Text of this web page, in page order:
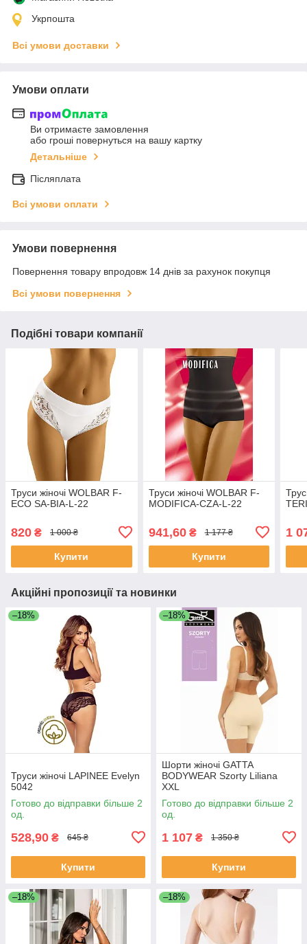
Укрпошта
Всі умови доставки
Умови оплати
Ви отримаєте замовлення
або гроші повернуться на вашу картку
Детальніше
Післяплата
Всі умови оплати
Умови повернення
Повернення товару впродовж 14 днів за рахунок покупця
Всі умови повернення
Подібні товари компанії
Труси жіночі WOLBAR F-
ECO SA-BIA-L-22
820 ₴ 1 000 ₴
Купити
Труси жіночі WOLBAR F-
MODIFICA-CZA-L-22
941,60₴ 1 177 ₴
Купити
1
Акційні пропозиції та новинки
–18%
Труси жіночі LAPINEE Evelyn
5042
Готово до відправки більше 2
од.
528,90 ₴ 645 ₴
Купити
–18%
Шорти жіночі GATTA
BODYWEAR Szorty Liliana
XXL
Готово до відправки більше 2
од.
1 107 ₴ 1 350 ₴
Купити
–18% –18%